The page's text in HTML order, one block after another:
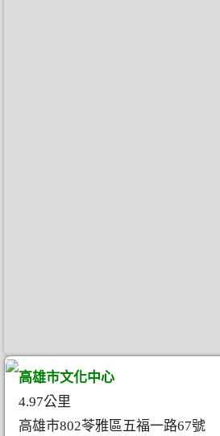
高雄市文化中心
4.97公里
高雄市802苓雅區五福一路67號